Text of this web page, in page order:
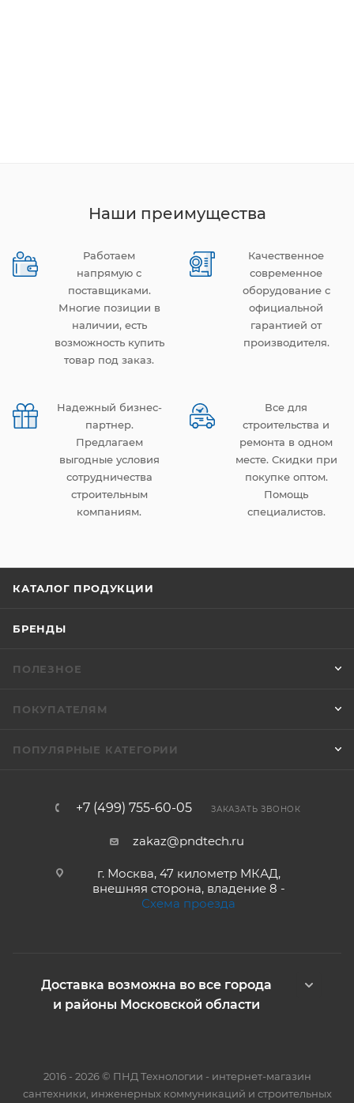
Наши преимущества
Работаем
напрямую с
поставщиками.
Многие позиции в
наличии, есть
возможность купить
товар под заказ.
Качественное
современное
оборудование с
официальной
гарантией от
производителя.
Надежный бизнес-
партнер.
Предлагаем
выгодные условия
сотрудничества
строительным
компаниям.
Все для
строительства и
ремонта в одном
месте. Скидки при
покупке оптом.
Помощь
специалистов.
КАТАЛОГ ПРОДУКЦИИ
БРЕНДЫ
ПОЛЕЗНОЕ
ПОКУПАТЕЛЯМ
ПОПУЛЯРНЫЕ КАТЕГОРИИ
+7 (499) 755-60-05 ЗАКАЗАТЬ ЗВОНОК
zakaz@pndtech.ru
г. Москва, 47 километр МКАД,
внешняя сторона, владение 8 -
Схема проезда
Доставка возможна во все города
и районы Московской области
2016 - 2026 © ПНД Технологии - интернет-магазин
сантехники, инженерных коммуникаций и строительных